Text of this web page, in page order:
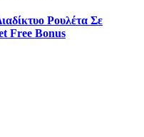
Ρουλέτα Σε
Free Bonus